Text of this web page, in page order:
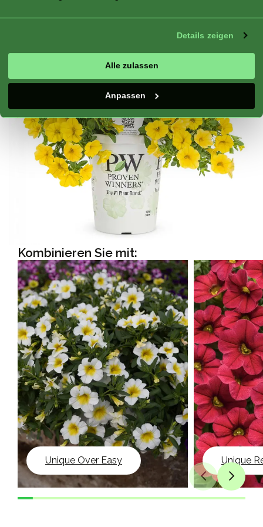
Details zeigen
Alle zulassen
Anpassen
Kombinieren Sie mit:
Unique Over Easy Unique